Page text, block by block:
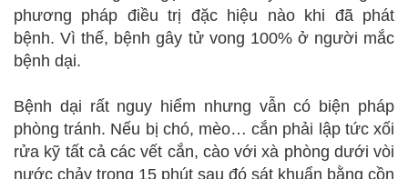
phương pháp điều trị đặc hiệu nào khi đã phát
bệnh. Vì thế, bệnh gây tử vong 100% ở người mắc
bệnh dại.
Bệnh dại rất nguy hiểm nhưng vẫn có biện pháp
phòng tránh. Nếu bị chó, mèo… cắn phải lập tức xối
rửa kỹ tất cả các vết cắn, cào với xà phòng dưới vòi
nước chảy trong 15 phút sau đó sát khuẩn bằng cồn